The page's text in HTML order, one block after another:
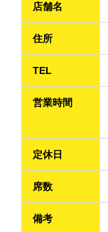
店舗名
住所
TEL
営業時間
定休日
席数
備考